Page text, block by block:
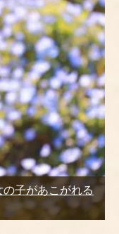
子があこがれる